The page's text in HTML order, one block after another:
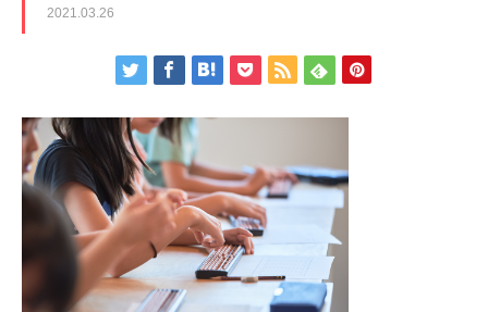
2021.03.26